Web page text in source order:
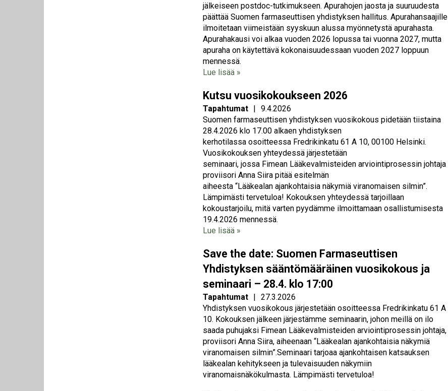
jälkeiseen postdoc-tutkimukseen. Apurahojen jaosta ja suuruudesta
päättää Suomen farmaseuttisen yhdistyksen hallitus. Apurahansaajille
ilmoitetaan viimeistään syyskuun alussa myönnetystä apurahasta.
Apurahakausi voi alkaa vuoden 2026 lopussa tai vuonna 2027, mutta
apuraha on käytettävä kokonaisuudessaan vuoden 2027 loppuun
mennessä.
Lue lisää »
Kutsu vuosikokoukseen 2026
Tapahtumat | 9.4.2026
Suomen farmaseuttisen yhdistyksen vuosikokous pidetään tiistaina
28.4.2026 klo 17.00 alkaen yhdistyksen
kerhotilassa osoitteessa Fredrikinkatu 61 A 10, 00100 Helsinki.
Vuosikokouksen yhteydessä järjestetään
seminaari, jossa Fimean Lääkevalmisteiden arviointiprosessin johtaja
proviisori Anna Siira pitää esitelmän
aiheesta “Lääkealan ajankohtaisia näkymiä viranomaisen silmin”.
Lämpimästi tervetuloa! Kokouksen yhteydessä tarjoillaan
kokoustarjoilu, mitä varten pyydämme ilmoittamaan osallistumisesta
19.4.2026 mennessä.
Lue lisää »
Save the date: Suomen Farmaseuttisen
Yhdistyksen sääntömääräinen vuosikokous ja
seminaari – 28.4. klo 17:00
Tapahtumat | 27.3.2026
Yhdistyksen vuosikokous järjestetään osoitteessa Fredrikinkatu 61 A
10. Kokouksen jälkeen järjestämme seminaarin, johon meillä on ilo
saada puhujaksi Fimean Lääkevalmisteiden arviointiprosessin johtaja,
proviisori Anna Siira, aiheenaan “Lääkealan ajankohtaisia näkymiä
viranomaisen silmin”.Seminaari tarjoaa ajankohtaisen katsauksen
lääkealan kehitykseen ja tulevaisuuden näkymiin
viranomaisnäkökulmasta. Lämpimästi tervetuloa!